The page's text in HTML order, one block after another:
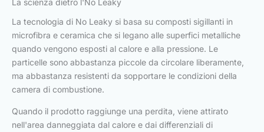
La tecnologia di No Leaky si basa su composti sigillanti in
microfibra e ceramica che si legano alle superfici metalliche
quando vengono esposti al calore e alla pressione. Le
particelle sono abbastanza piccole da circolare liberamente,
ma abbastanza resistenti da sopportare le condizioni della
camera di combustione.
Quando il prodotto raggiunge una perdita, viene attirato
nell'area danneggiata dal calore e dai differenziali di